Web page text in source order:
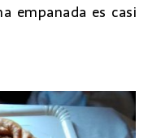
empanada es casi